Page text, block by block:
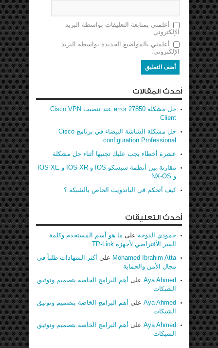
أعلمني بمتابعة التعليقات بواسطة البريد
الإلكتروني.
أعلمني بالمواضيع الجديدة بواسطة البريد
الإلكتروني.
أحدث المقالات
حل مشكلة error 27850 عند تنصيب Cisco VPN
Client
حل مشكلة الشاشة البيضاء في برنامج Cisco
configuration Professional
عشرة أخطاء يجب عليك تجنبها أثناء حل مشكلة
مقارنة بين أنظمة سيسكو IOS و IOS-XR و IOS-XE
و NX-OS
كيف أتحكم في الباندويث الخاص بالشبكة ؟
أحدث التعليقات
حمودي الدوخة على ما هو أسم المستخدم وكلمة
السر الأفتراضي لأجهزة TP-Link
Mohamed Ibrahim Atta على أكثر الشهادات طلباً في
مجال الأمن والحماية
Aya Ahmed على أهم البرامج الخاصة بتصميم وتوثيق
الشبكات
Aya Ahmed على أهم البرامج الخاصة بتصميم وتوثيق
الشبكات
Aya Ahmed على أهم البرامج الخاصة بتصميم وتوثيق
الشبكات